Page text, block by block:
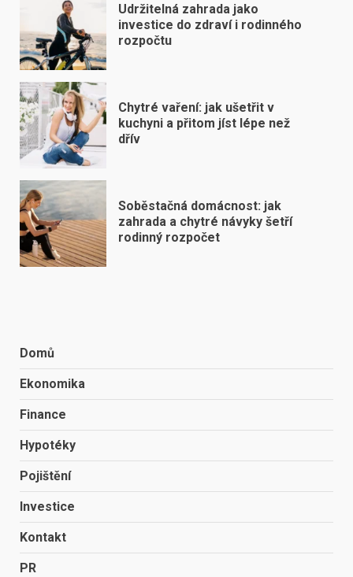
Udržitelná zahrada jako
investice do zdraví i rodinného
rozpočtu
Chytré vaření: jak ušetřit v
kuchyni a přitom jíst lépe než
dřív
Soběstačná domácnost: jak
zahrada a chytré návyky šetří
rodinný rozpočet
Domů
Ekonomika
Finance
Hypotéky
Pojištění
Investice
Kontakt
PR